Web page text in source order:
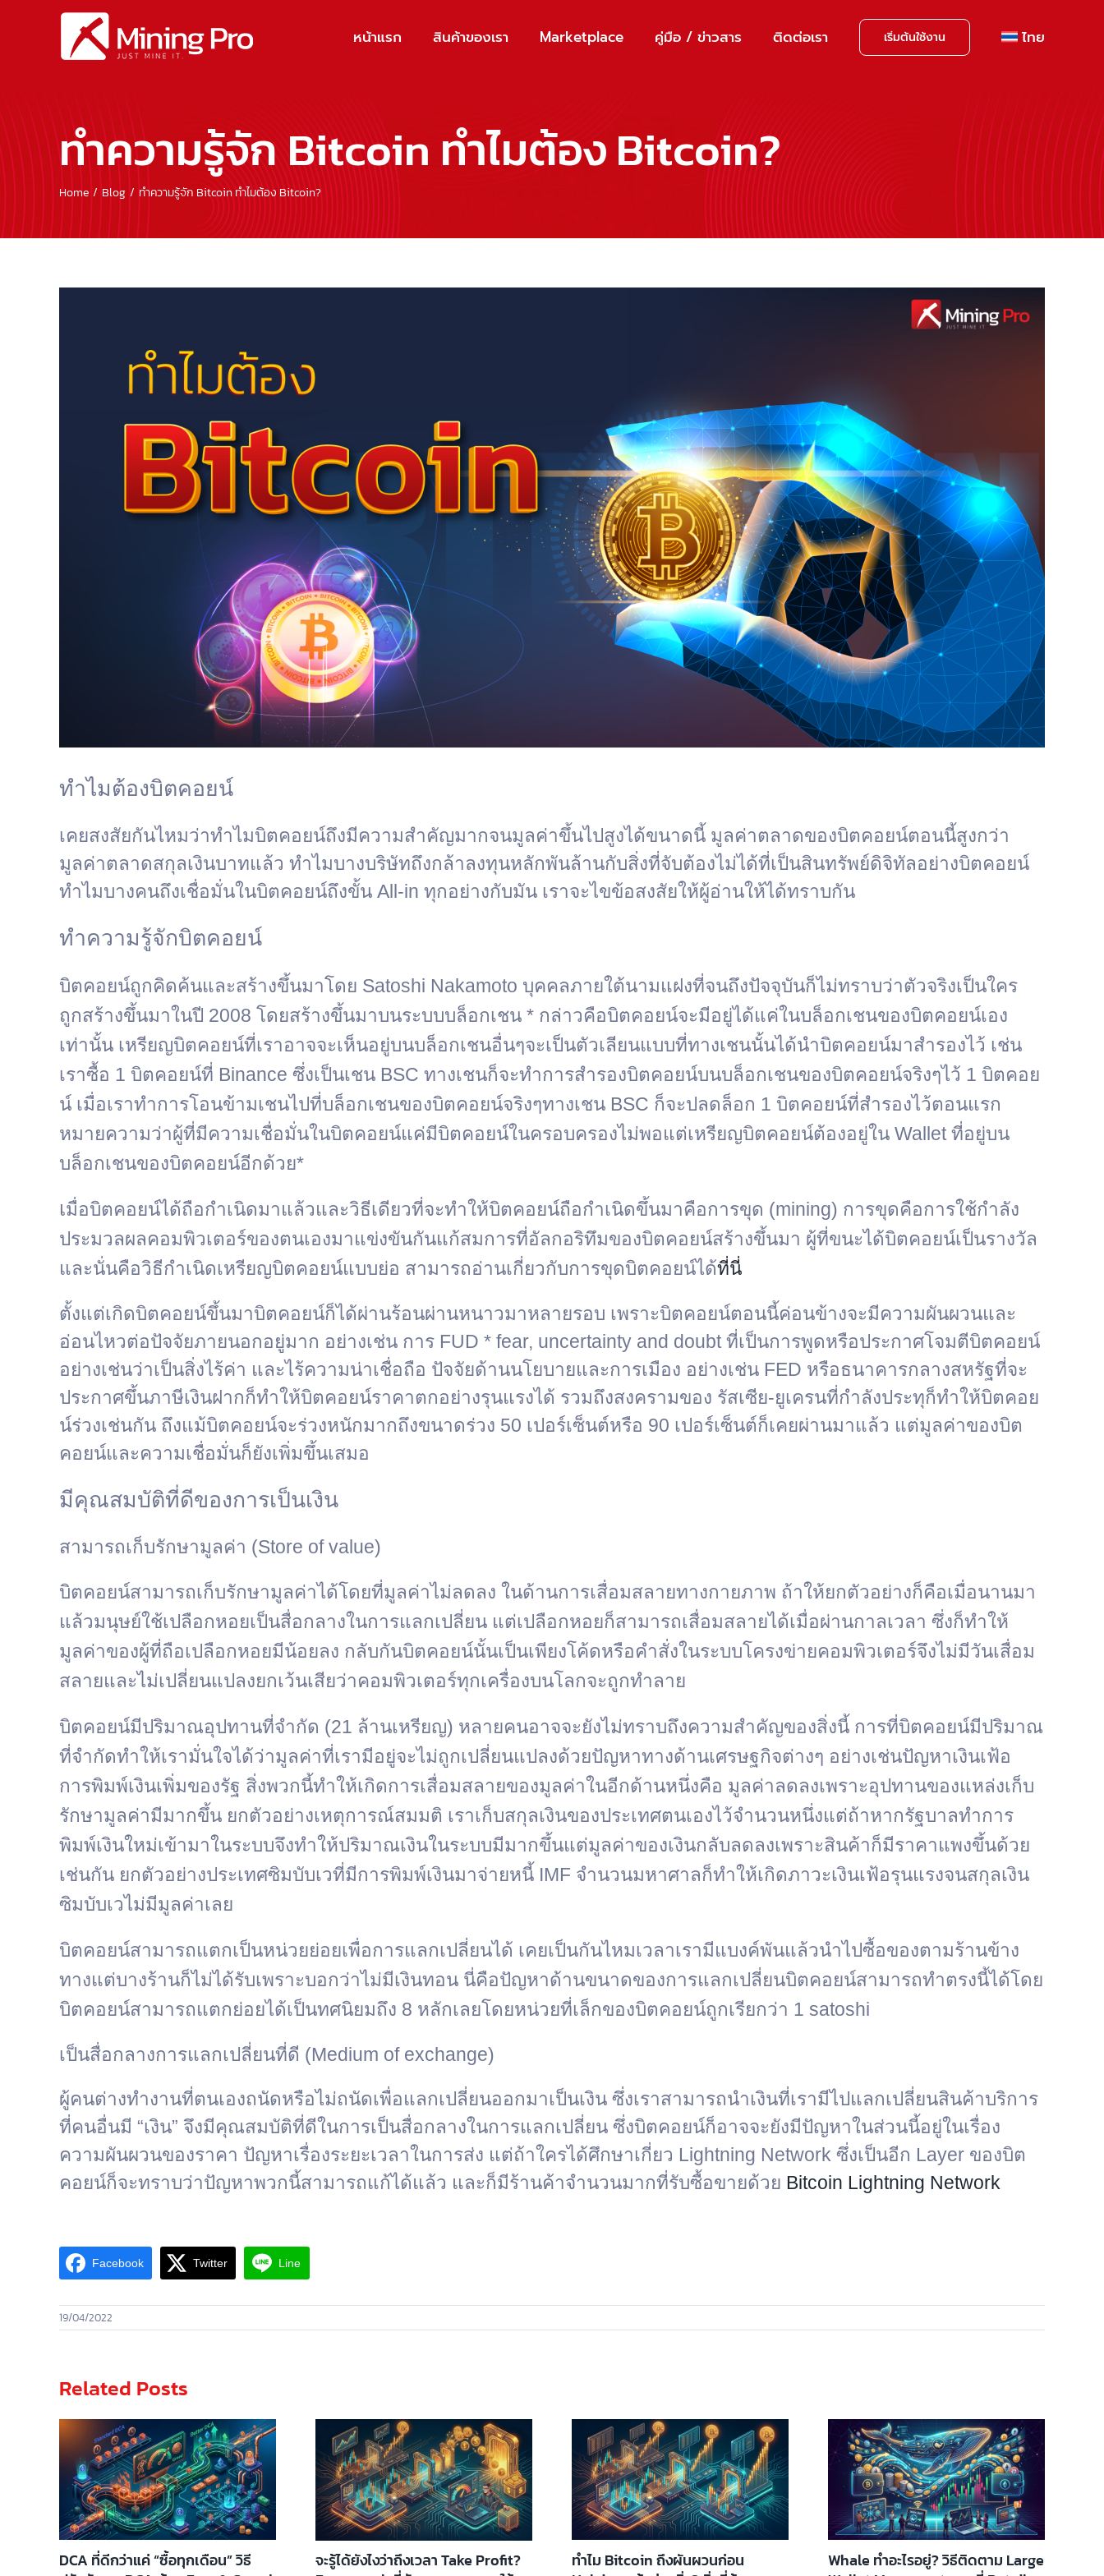
หน้าแรก สินค้าของเรา Marketplace คู่มือ / ข่าวสาร ติดต่อเรา เริ่มต้นใช้งาน ไทย
ทำความรู้จัก Bitcoin ทำไมต้อง Bitcoin?
Home Blog ทำความรู้จัก Bitcoin ทำไมต้อง Bitcoin?
ทำไมต้องบิตคอยน์
เคยสงสัยกันไหมว่าทำไมบิตคอยน์ถึงมีความสำคัญมากจนมูลค่าขึ้นไปสูงได้ขนาดนี้ มูลค่าตลาดของบิตคอยน์ตอนนี้สูงกว่า
มูลค่าตลาดสกุลเงินบาทแล้ว ทำไมบางบริษัทถึงกล้าลงทุนหลักพันล้านกับสิ่งที่จับต้องไม่ได้ที่เป็นสินทรัพย์ดิจิทัลอย่างบิตคอยน์
ทำไมบางคนถึงเชื่อมั่นในบิตคอยน์ถึงขั้น All-in ทุกอย่างกับมัน เราจะไขข้อสงสัยให้ผู้อ่านให้ได้ทราบกัน
ทำความรู้จักบิตคอยน์
บิตคอยน์ถูกคิดค้นและสร้างขึ้นมาโดย Satoshi Nakamoto บุคคลภายใต้นามแฝงที่จนถึงปัจจุบันก็ไม่ทราบว่าตัวจริงเป็นใคร
ถูกสร้างขึ้นมาในปี 2008 โดยสร้างขึ้นมาบนระบบบล็อกเชน * กล่าวคือบิตคอยน์จะมีอยู่ได้แค่ในบล็อกเชนของบิตคอยน์เอง
เท่านั้น เหรียญบิตคอยน์ที่เราอาจจะเห็นอยู่บนบล็อกเชนอื่นๆจะเป็นตัวเลียนแบบที่ทางเชนนั้นได้นำบิตคอยน์มาสำรองไว้ เช่น
เราซื้อ 1 บิตคอยน์ที่ Binance ซึ่งเป็นเชน BSC ทางเชนก็จะทำการสำรองบิตคอยน์บนบล็อกเชนของบิตคอยน์จริงๆไว้ 1 บิตคอย
น์ เมื่อเราทำการโอนข้ามเชนไปที่บล็อกเชนของบิตคอยน์จริงๆทางเชน BSC ก็จะปลดล็อก 1 บิตคอยน์ที่สำรองไว้ตอนแรก
หมายความว่าผู้ที่มีความเชื่อมั่นในบิตคอยน์แค่มีบิตคอยน์ในครอบครองไม่พอแต่เหรียญบิตคอยน์ต้องอยู่ใน Wallet ที่อยู่บน
บล็อกเชนของบิตคอยน์อีกด้วย*
เมื่อบิตคอยน์ได้ถือกำเนิดมาแล้วและวิธีเดียวที่จะทำให้บิตคอยน์ถือกำเนิดขึ้นมาคือการขุด (mining) การขุดคือการใช้กำลัง
ประมวลผลคอมพิวเตอร์ของตนเองมาแข่งขันกันแก้สมการที่อัลกอริทึมของบิตคอยน์สร้างขึ้นมา ผู้ที่ขนะได้บิตคอยน์เป็นรางวัล
และนั่นคือวิธีกำเนิดเหรียญบิตคอยน์แบบย่อ สามารถอ่านเกี่ยวกับการขุดบิตคอยน์ได้ที่นี่
ตั้งแต่เกิดบิตคอยน์ขึ้นมาบิตคอยน์ก็ได้ผ่านร้อนผ่านหนาวมาหลายรอบ เพราะบิตคอยน์ตอนนี้ค่อนข้างจะมีความผันผวนและ
อ่อนไหวต่อปัจจัยภายนอกอยู่มาก อย่างเช่น การ FUD * fear, uncertainty and doubt ที่เป็นการพูดหรือประกาศโจมตีบิตคอยน์
อย่างเช่นว่าเป็นสิ่งไร้ค่า และไร้ความน่าเชื่อถือ ปัจจัยด้านนโยบายและการเมือง อย่างเช่น FED หรือธนาคารกลางสหรัฐที่จะ
ประกาศขึ้นภาษีเงินฝากก็ทำให้บิตคอยน์ราคาตกอย่างรุนแรงได้ รวมถึงสงครามของ รัสเซีย-ยูเครนที่กำลังประทุก็ทำให้บิตคอย
น์ร่วงเช่นกัน ถึงแม้บิตคอยน์จะร่วงหนักมากถึงขนาดร่วง 50 เปอร์เซ็นต์หรือ 90 เปอร์เซ็นต์ก็เคยผ่านมาแล้ว แต่มูลค่าของบิต
คอยน์และความเชื่อมั่นก็ยังเพิ่มขึ้นเสมอ
มีคุณสมบัติที่ดีของการเป็นเงิน
สามารถเก็บรักษามูลค่า (Store of value)
บิตคอยน์สามารถเก็บรักษามูลค่าได้โดยที่มูลค่าไม่ลดลง ในด้านการเสื่อมสลายทางกายภาพ ถ้าให้ยกตัวอย่างก็คือเมื่อนานมา
แล้วมนุษย์ใช้เปลือกหอยเป็นสื่อกลางในการแลกเปลี่ยน แต่เปลือกหอยก็สามารถเสื่อมสลายได้เมื่อผ่านกาลเวลา ซึ่งก็ทำให้
มูลค่าของผู้ที่ถือเปลือกหอยมีน้อยลง กลับกันบิตคอยน์นั้นเป็นเพียงโค้ดหรือคำสั่งในระบบโครงข่ายคอมพิวเตอร์จึงไม่มีวันเสื่อม
สลายและไม่เปลี่ยนแปลงยกเว้นเสียว่าคอมพิวเตอร์ทุกเครื่องบนโลกจะถูกทำลาย
บิตคอยน์มีปริมาณอุปทานที่จำกัด (21 ล้านเหรียญ) หลายคนอาจจะยังไม่ทราบถึงความสำคัญของสิ่งนี้ การที่บิตคอยน์มีปริมาณ
ที่จำกัดทำให้เรามั่นใจได้ว่ามูลค่าที่เรามีอยู่จะไม่ถูกเปลี่ยนแปลงด้วยปัญหาทางด้านเศรษฐกิจต่างๆ อย่างเช่นปัญหาเงินเฟ้อ
การพิมพ์เงินเพิ่มของรัฐ สิ่งพวกนี้ทำให้เกิดการเสื่อมสลายของมูลค่าในอีกด้านหนึ่งคือ มูลค่าลดลงเพราะอุปทานของแหล่งเก็บ
รักษามูลค่ามีมากขึ้น ยกตัวอย่างเหตุการณ์สมมติ เราเก็บสกุลเงินของประเทศตนเองไว้จำนวนหนึ่งแต่ถ้าหากรัฐบาลทำการ
พิมพ์เงินใหม่เข้ามาในระบบจึงทำให้ปริมาณเงินในระบบมีมากขึ้นแต่มูลค่าของเงินกลับลดลงเพราะสินค้าก็มีราคาแพงขึ้นด้วย
เช่นกัน ยกตัวอย่างประเทศซิมบับเวที่มีการพิมพ์เงินมาจ่ายหนี้ IMF จำนวนมหาศาลก็ทำให้เกิดภาวะเงินเฟ้อรุนแรงจนสกุลเงิน
ซิมบับเวไม่มีมูลค่าเลย
บิตคอยน์สามารถแตกเป็นหน่วยย่อยเพื่อการแลกเปลี่ยนได้ เคยเป็นกันไหมเวลาเรามีแบงค์พันแล้วนำไปซื้อของตามร้านข้าง
ทางแต่บางร้านก็ไม่ได้รับเพราะบอกว่าไม่มีเงินทอน นี่คือปัญหาด้านขนาดของการแลกเปลี่ยนบิตคอยน์สามารถทำตรงนี้ได้โดย
บิตคอยน์สามารถแตกย่อยได้เป็นทศนิยมถึง 8 หลักเลยโดยหน่วยที่เล็กของบิตคอยน์ถูกเรียกว่า 1 satoshi
เป็นสื่อกลางการแลกเปลี่ยนที่ดี (Medium of exchange)
ผู้คนต่างทำงานที่ตนเองถนัดหรือไม่ถนัดเพื่อแลกเปลี่ยนออกมาเป็นเงิน ซึ่งเราสามารถนำเงินที่เรามีไปแลกเปลี่ยนสินค้าบริการ
ที่คนอื่นมี “เงิน” จึงมีคุณสมบัติที่ดีในการเป็นสื่อกลางในการแลกเปลี่ยน ซึ่งบิตคอยน์ก็อาจจะยังมีปัญหาในส่วนนี้อยู่ในเรื่อง
ความผันผวนของราคา ปัญหาเรื่องระยะเวลาในการส่ง แต่ถ้าใครได้ศึกษาเกี่ยว Lightning Network ซึ่งเป็นอีก Layer ของบิต
คอยน์ก็จะทราบว่าปัญหาพวกนี้สามารถแก้ได้แล้ว และก็มีร้านค้าจำนวนมากที่รับซื้อขายด้วย Bitcoin Lightning Network
Facebook Twitter Line
19/04/2022
Related Posts
DCA ที่ดีกว่าแค่ “ซื้อทุกเดือน” วิธี
จะรู้ได้ยังไงว่าถึงเวลา Take Profit?
ทำไม Bitcoin ถึงผันผวนก่อน
Whale ทำอะไรอยู่? วิธีติดตาม Large